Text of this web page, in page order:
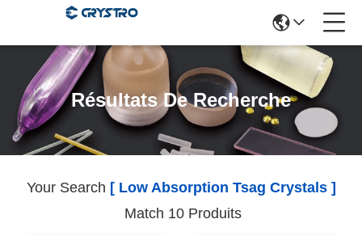
Résultats De Recherche
Your Search [ Low Absorption Tsag Crystals ]
Match 10 Produits